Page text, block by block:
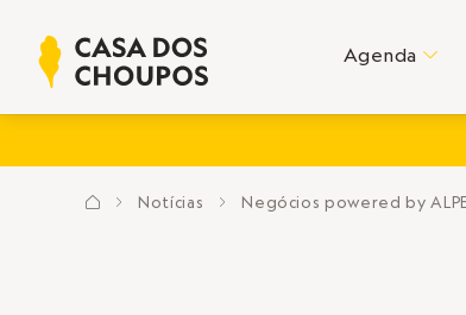
Agenda C
? E Notícias E Negócios powered by